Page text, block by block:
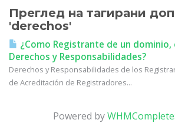
Преглед на тагирани
'derechos'
¿Como Registrante de un dominio,
Derechos y Responsabilidades?
Derechos y Responsabilidades de los
de Acreditación de Registradores...
Powered by